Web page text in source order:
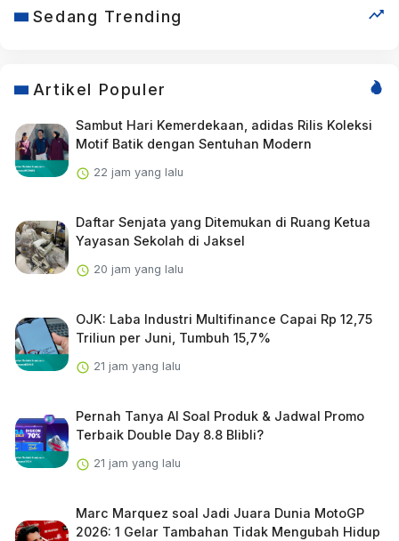
Sedang Trending
Artikel Populer
Sambut Hari Kemerdekaan, adidas Rilis Koleksi
Motif Batik dengan Sentuhan Modern
22 jam yang lalu
Daftar Senjata yang Ditemukan di Ruang Ketua
Yayasan Sekolah di Jaksel
20 jam yang lalu
OJK: Laba Industri Multifinance Capai Rp 12,75
Triliun per Juni, Tumbuh 15,7%
21 jam yang lalu
Pernah Tanya AI Soal Produk & Jadwal Promo
Terbaik Double Day 8.8 Blibli?
21 jam yang lalu
Marc Marquez soal Jadi Juara Dunia MotoGP
2026: 1 Gelar Tambahan Tidak Mengubah Hidup